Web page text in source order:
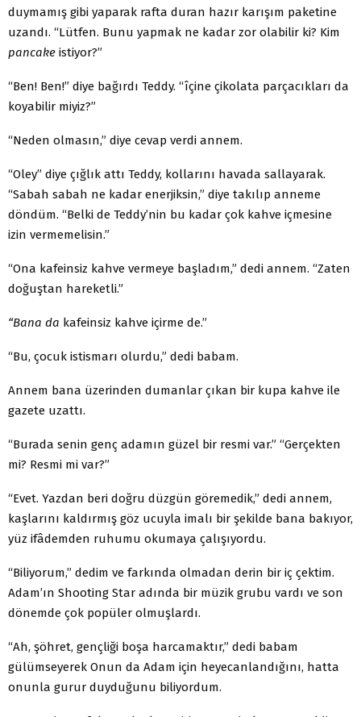
duymamış gibi yaparak rafta duran hazır karışım paketine
uzandı. “Lütfen. Bunu yapmak ne kadar zor olabilir ki? Kim
pancake istiyor?”
“Ben! Ben!” diye bağırdı Teddy. “îçine çikolata parça­cıkları da
koyabilir miyiz?”
“Neden olmasın,” diye cevap verdi annem.
“Oley” diye çığlık attı Teddy, kollarını havada sallayarak.
“Sabah sabah ne kadar enerjiksin,” diye takılıp anneme
döndüm. “Belki de Teddy’nin bu kadar çok kahve içmesine
izin vermemelisin.”
“Ona kafeinsiz kahve vermeye başladım,” dedi annem. “Zaten
doğuştan hareketli.”
“Bana da kafeinsiz kahve içirme de.”
“Bu, çocuk istismarı olurdu,” dedi babam.
Annem bana üzerinden dumanlar çıkan bir kupa kahve ile
gazete uzattı.
“Burada senin genç adamın güzel bir resmi var.” “Gerçekten
mi? Resmi mi var?”
“Evet. Yazdan beri doğru düzgün göremedik,” dedi annem,
kaşlarını kaldırmış göz ucuyla imalı bir şekilde bana bakıyor,
yüz ifâdemden ruhumu okumaya çalışıyordu.
“Biliyorum,” dedim ve farkında olmadan derin bir iç çektim.
Adam’ın Shooting Star adında bir müzik grubu vardı ve son
dönemde çok popüler olmuşlardı.
“Ah, şöhret, gençliği boşa harcamaktır,” dedi babam
gülümseyerek Onun da Adam için heyecanlandığını, hatta
onunla gurur duyduğunu biliyordum.